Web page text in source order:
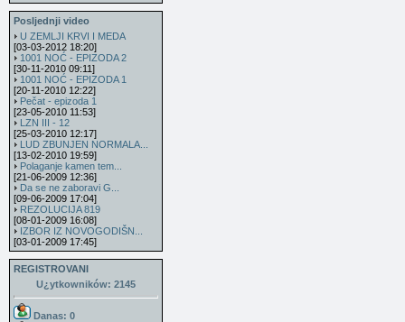
Posljednji video
U ZEMLJI KRVI I MEDA
[03-03-2012 18:20]
1001 NOĆ - EPIZODA 2
[30-11-2010 09:11]
1001 NOĆ - EPIZODA 1
[20-11-2010 12:22]
Pečat - epizoda 1
[23-05-2010 11:53]
LZN III - 12
[25-03-2010 12:17]
LUD ZBUNJEN NORMALA...
[13-02-2010 19:59]
Polaganje kamen tem...
[21-06-2009 12:36]
Da se ne zaboravi G...
[09-06-2009 17:04]
REZOLUCIJA 819
[08-01-2009 16:08]
IZBOR IZ NOVOGODIŠN...
[03-01-2009 17:45]
REGISTROVANI
U¿ytkowników: 2145
Danas: 0